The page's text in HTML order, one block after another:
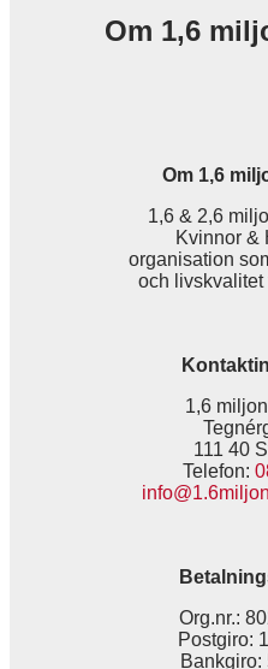
Om 1,6
Om 1,6
1,6 & 2,6
Kvinnor &
organisation
och livskvalitet
1,6
111 40
Telefon:
Org.nr.:
Postgiro:
Bankgiro: